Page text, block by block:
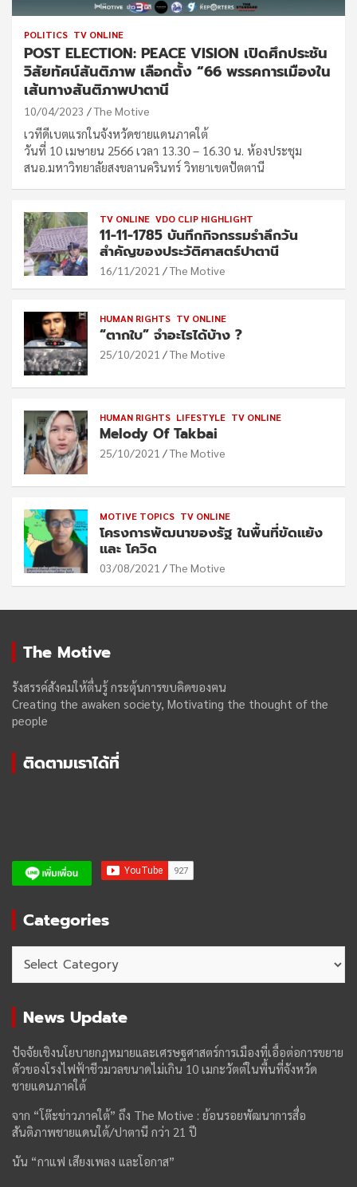
POLITICS TV ONLINE
POST ELECTION: PEACE VISION เปิดศึกประชัน
วิสัยทัศน์สันติภาพ เลือกตั้ง “66 พรรคการเมืองใน
เส้นทางสันติภาพปาตานี
10/04/2023 The Motive
เวทีดีเบตแรกในจังหวัดชายแดนภาคใต้
วันที่ 10 เมษายน 2566 เวลา 13.30 – 16.30 น. ห้องประชุม
สนอ.มหาวิทยาลัยสงขลานครินทร์ วิทยาเขตปัตตานี
TV ONLINE VDO CLIP HIGHLIGHT
11-11-1785 บันทึกกิจกรรมรำลึกวัน
สำคัญของประวัติศาสตร์ปาตานี
16/11/2021 The Motive
HUMAN RIGHTS TV ONLINE
“ตากใบ” จำอะไรได้บ้าง ?
25/10/2021 The Motive
HUMAN RIGHTS LIFESTYLE TV ONLINE
Melody Of Takbai
25/10/2021 The Motive
MOTIVE TOPICS TV ONLINE
โครงการพัฒนาของรัฐ ในพื้นที่ขัดแย้ง
และ โควิด
03/08/2021 The Motive
The Motive
รังสรรค์สังคมให้ตื่นรู้ กระตุ้นการขบคิดของฅน
Creating the awaken society, Motivating the thought of the
people
ติดตามเราได้ที่
Categories
News Update
ปัจจัยเชิงนโยบายกฎหมายและเศรษฐศาสตร์การเมืองที่เอื้อต่อการขยาย
ตัวของโรงไฟฟ้าชีวมวลขนาดไม่เกิน 10 เมกะวัตต์ในพื้นที่จังหวัด
ชายแดนภาคใต้
จาก “โต๊ะข่าวภาคใต้” ถึง The Motive : ย้อนรอยพัฒนาการสื่อ
สันติภาพชายแดนใต้/ปาตานี กว่า 21 ปี
นัน “กาแฟ เสียงเพลง และโอกาส”